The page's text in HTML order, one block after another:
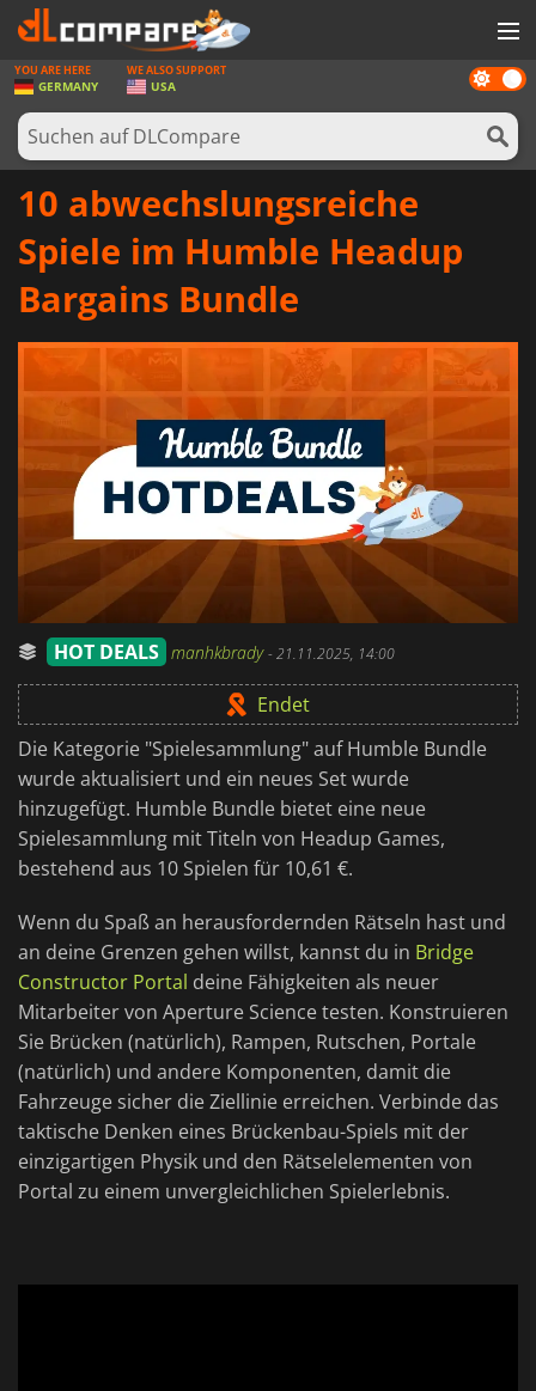
SPIELE
SPIEL KARTEN
SOFTWARE
HARDWARE
NACHRICHTEN
ANMELDEN ODER REGISTRIEREN
Dark
mode
YOU ARE HERE
GERMANY
WE ALSO SUPPORT
USA
10 abwechslungsreiche
Spiele im Humble Headup
Bargains Bundle
HOT DEALS manhkbrady-21.11.2025, 14:00
Endet
Die Kategorie "Spielesammlung" auf Humble Bundle
wurde aktualisiert und ein neues Set wurde
hinzugefügt. Humble Bundle bietet eine neue
Spielesammlung mit Titeln von Headup Games,
bestehend aus 10 Spielen für 10,61 €.
Wenn du Spaß an herausfordernden Rätseln hast und
an deine Grenzen gehen willst, kannst du in Bridge
Constructor Portal deine Fähigkeiten als neuer
Mitarbeiter von Aperture Science testen. Konstruieren
Sie Brücken (natürlich), Rampen, Rutschen, Portale
(natürlich) und andere Komponenten, damit die
Fahrzeuge sicher die Ziellinie erreichen. Verbinde das
taktische Denken eines Brückenbau-Spiels mit der
einzigartigen Physik und den Rätselelementen von
Portal zu einem unvergleichlichen Spielerlebnis.